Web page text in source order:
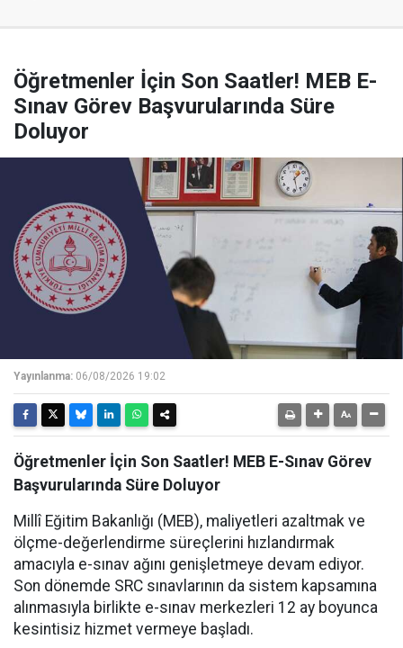
Öğretmenler İçin Son Saatler! MEB E-
Sınav Görev Başvurularında Süre
Doluyor
Yayınlanma: 06/08/2026 19:02
Öğretmenler İçin Son Saatler! MEB E-Sınav Görev
Başvurularında Süre Doluyor
Millî Eğitim Bakanlığı (MEB), maliyetleri azaltmak ve
ölçme-değerlendirme süreçlerini hızlandırmak
amacıyla e-sınav ağını genişletmeye devam ediyor.
Son dönemde SRC sınavlarının da sistem kapsamına
alınmasıyla birlikte e-sınav merkezleri 12 ay boyunca
kesintisiz hizmet vermeye başladı.